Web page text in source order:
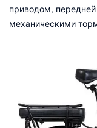
приводом,
механическими